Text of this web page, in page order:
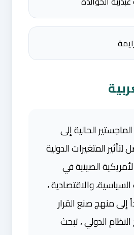
الحالية إلى
المتغيرات الدولية
الصينية في
والاقتصادية ،
إلى منهج صنع القرار
الدولي ، تبحث